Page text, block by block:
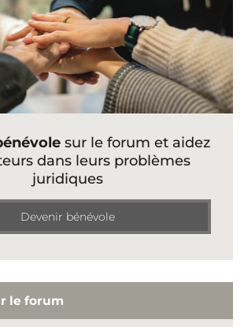
sur le forum et aidez
dans leurs problèmes
juridiques
Devenir bénévole
le forum